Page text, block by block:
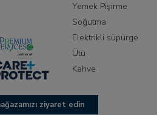
Yemek Pişirme
Soğutma
Elektrikli süpürge
Ütü
Kahve
ziyaret edin